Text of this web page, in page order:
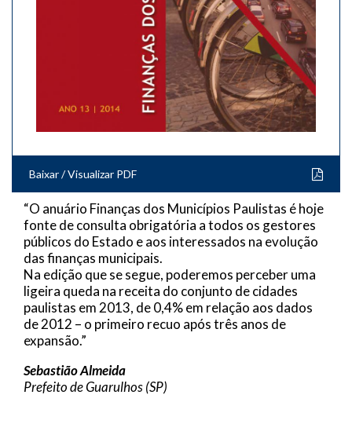
Baixar / Visualizar PDF
“O anuário Finanças dos Municípios Paulistas é hoje
fonte de consulta obrigatória a todos os gestores
públicos do Estado e aos interessados na evolução
das finanças municipais.
Na edição que se segue, poderemos perceber uma
ligeira queda na receita do conjunto de cidades
paulistas em 2013, de 0,4% em relação aos dados
de 2012 – o primeiro recuo após três anos de
expansão.”
Sebastião Almeida
Prefeito de Guarulhos (SP)